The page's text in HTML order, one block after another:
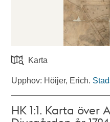
Karta
Upphov: Höijer, Erich.
HK 1:1. Karta